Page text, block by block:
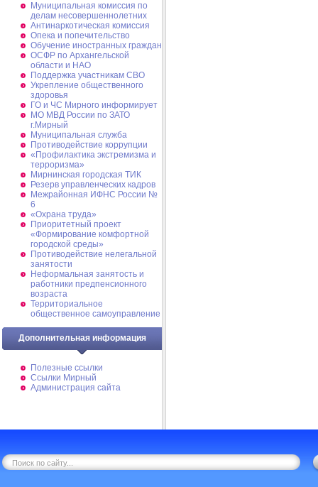
Муниципальная комиссия по
делам несовершеннолетних
Антинаркотическая комиссия
Опека и попечительство
Обучение иностранных граждан
ОСФР по Архангельской
области и НАО
Поддержка участникам СВО
Укрепление общественного
здоровья
ГО и ЧС Мирного информирует
МО МВД России по ЗАТО
г.Мирный
Муниципальная cлужба
Противодействие коррупции
«Профилактика экстремизма и
терроризма»
Мирнинская городская ТИК
Резерв управленческих кадров
Межрайонная ИФНС России №
6
«Охрана труда»
Приоритетный проект
«Формирование комфортной
городской среды»
Противодействие нелегальной
занятости
Неформальная занятость и
работники предпенсионного
возраста
Территориальное
общественное самоуправление
Дополнительная информация
Полезные ссылки
Ссылки Мирный
Администрация сайта